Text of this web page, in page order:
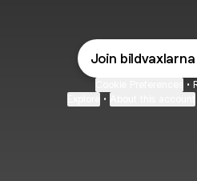
Join
•
•